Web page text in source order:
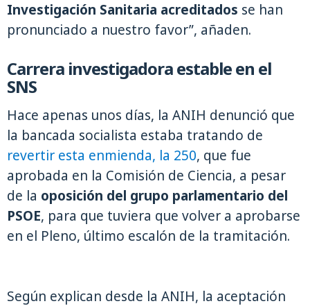
Investigación Sanitaria acreditados se han
pronunciado a nuestro favor”, añaden.
Carrera investigadora estable en el
SNS
Hace apenas unos días, la ANIH denunció que
la bancada socialista estaba tratando de
revertir esta enmienda, la 250, que fue
aprobada en la Comisión de Ciencia, a pesar
de la oposición del grupo parlamentario del
PSOE, para que tuviera que volver a aprobarse
en el Pleno, último escalón de la tramitación.
Según explican desde la ANIH, la aceptación